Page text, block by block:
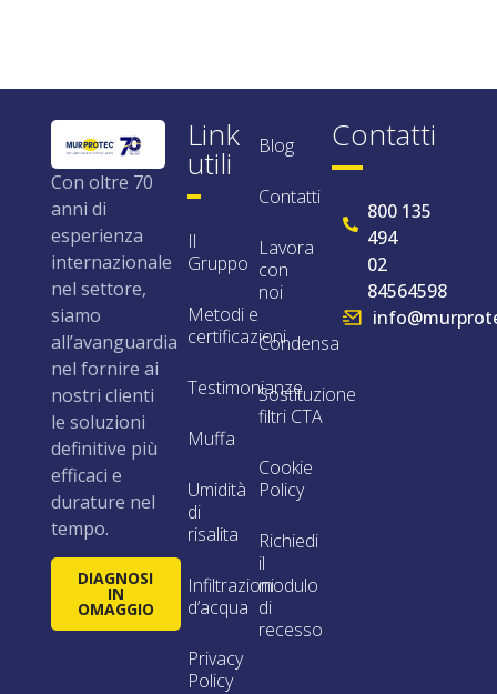
Con oltre 70
anni di
esperienza
internazionale
nel settore,
siamo
all’avanguardia
nel fornire ai
nostri clienti
le soluzioni
definitive più
efficaci e
durature nel
tempo.
DIAGNOSI
IN
OMAGGIO
Link
utili
Il
Gruppo
Metodi e
certificazioni
Testimonianze
Muffa
Umidità
di
risalita
Infiltrazioni
d’acqua
Privacy
Policy
Blog
Contatti
Lavora
con
noi
Condensa
Sostituzione
filtri CTA
Cookie
Policy
Richiedi
il
modulo
di
recesso
Contatti
800 135
494
02
84564598